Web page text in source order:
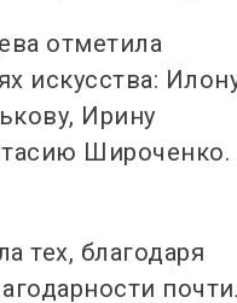
отметила
искусства:
Ирину
Широченко.
тех, благодаря